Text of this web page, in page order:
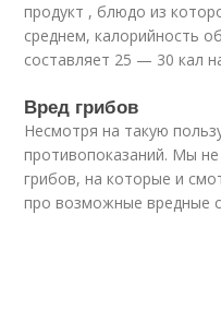
продукт , блюдо из
среднем, калорийность
составляет 25 — 30 кал
Вред грибов
Несмотря на такую
противопоказаний. Мы
грибов, на которые и
про возможные вредные